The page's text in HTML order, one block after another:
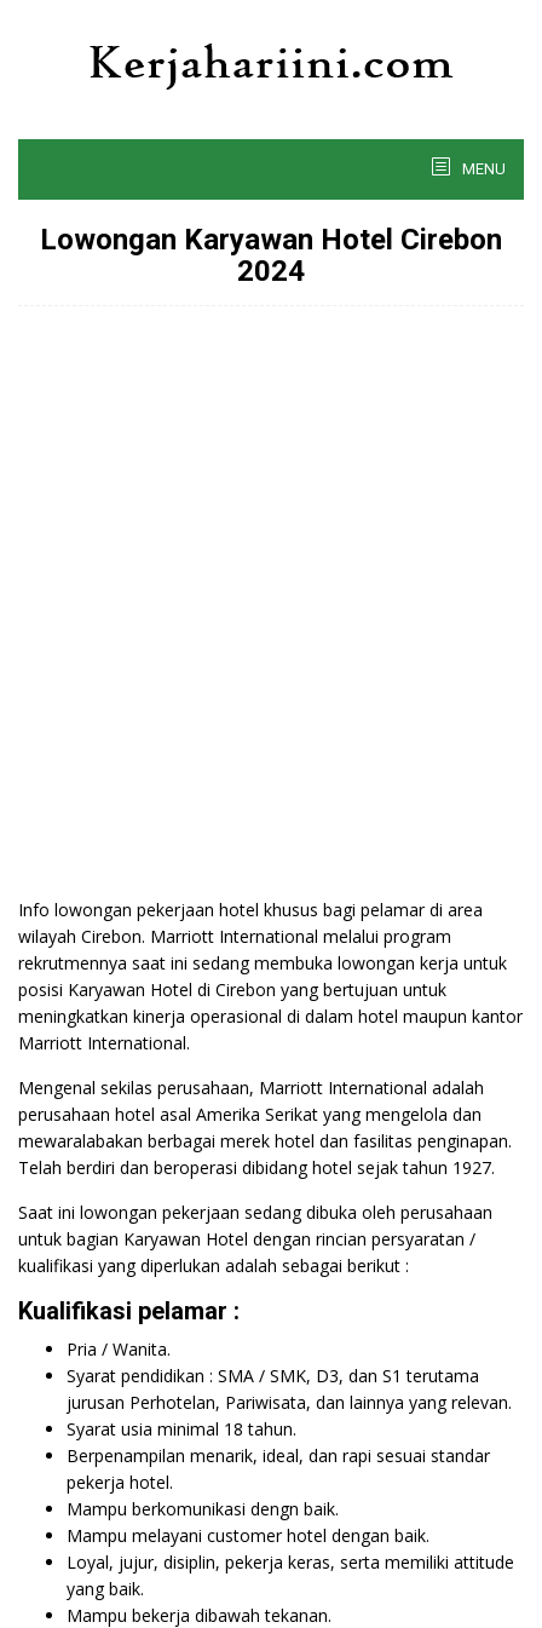
MENU
Lowongan Karyawan Hotel Cirebon
2024
Info lowongan pekerjaan hotel khusus bagi pelamar di area
wilayah Cirebon. Marriott International melalui program
rekrutmennya saat ini sedang membuka lowongan kerja untuk
posisi Karyawan Hotel di Cirebon yang bertujuan untuk
meningkatkan kinerja operasional di dalam hotel maupun kantor
Marriott International.
Mengenal sekilas perusahaan, Marriott International adalah
perusahaan hotel asal Amerika Serikat yang mengelola dan
mewaralabakan berbagai merek hotel dan fasilitas penginapan.
Telah berdiri dan beroperasi dibidang hotel sejak tahun 1927.
Saat ini lowongan pekerjaan sedang dibuka oleh perusahaan
untuk bagian Karyawan Hotel dengan rincian persyaratan /
kualifikasi yang diperlukan adalah sebagai berikut :
Kualifikasi pelamar :
Pria / Wanita.
Syarat pendidikan : SMA / SMK, D3, dan S1 terutama
jurusan Perhotelan, Pariwisata, dan lainnya yang relevan.
Syarat usia minimal 18 tahun.
Berpenampilan menarik, ideal, dan rapi sesuai standar
pekerja hotel.
Mampu berkomunikasi dengn baik.
Mampu melayani customer hotel dengan baik.
Loyal, jujur, disiplin, pekerja keras, serta memiliki attitude
yang baik.
Mampu bekerja dibawah tekanan.